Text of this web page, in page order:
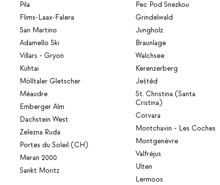
Pila
Flims-Laax-Falera
San Martino
Adamello Ski
Villars - Gryon
Kühtai
Mölltaler Gletscher
Méaudre
Emberger Alm
Dachstein West
Zelezna Ruda
Portes du Soleil (CH)
Meran 2000
Sankt Moritz
Pec Pod Snezkou
Grindelwald
Jungholz
Braunlage
Walchsee
Kerenzerberg
Ještěd
St. Christina (Santa
Cristina)
Corvara
Montchavin - Les Coches
Montgenèvre
Valfréjus
Ulten
Lermoos